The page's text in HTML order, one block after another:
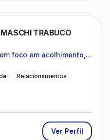
TRABUCO
foco em acolhimento,
Relacionamentos
Ver Perfil